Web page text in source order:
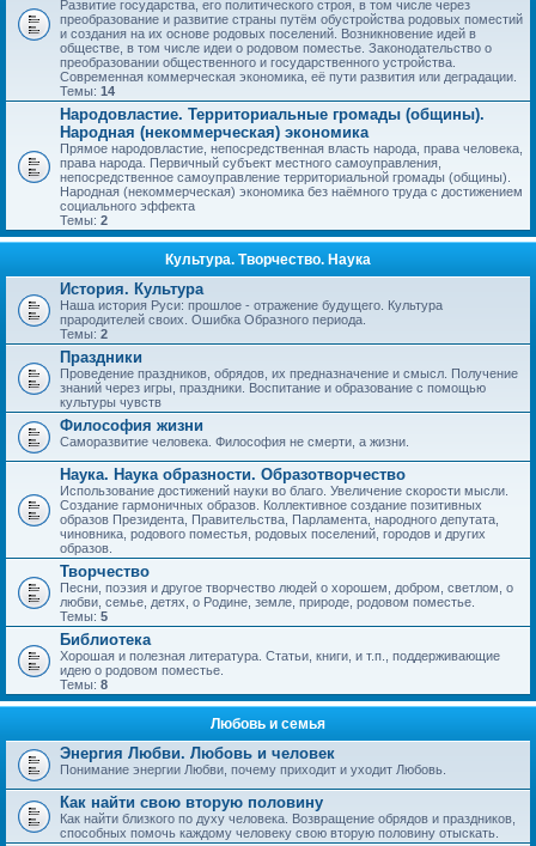
Развитие государства, его политического строя, в том числе через
преобразование и развитие страны путём обустройства родовых поместий
и создания на их основе родовых поселений. Возникновение идей в
обществе, в том числе идеи о родовом поместье. Законодательство о
преобразовании общественного и государственного устройства.
Современная коммерческая экономика, её пути развития или деградации.
Темы: 14
Народовластие. Территориальные громады (общины).
Народная (некоммерческая) экономика
Прямое народовластие, непосредственная власть народа, права человека,
права народа. Первичный субъект местного самоуправления,
непосредственное самоуправление территориальной громады (общины).
Народная (некоммерческая) экономика без наёмного труда с достижением
социального эффекта
Темы: 2
Культура. Творчество. Наука
История. Культура
Наша история Руси: прошлое - отражение будущего. Культура
прародителей своих. Ошибка Образного периода.
Темы: 2
Праздники
Проведение праздников, обрядов, их предназначение и смысл. Получение
знаний через игры, праздники. Воспитание и образование с помощью
культуры чувств
Философия жизни
Саморазвитие человека. Философия не смерти, а жизни.
Наука. Наука образности. Образотворчество
Использование достижений науки во благо. Увеличение скорости мысли.
Создание гармоничных образов. Коллективное создание позитивных
образов Президента, Правительства, Парламента, народного депутата,
чиновника, родового поместья, родовых поселений, городов и других
образов.
Творчество
Песни, поэзия и другое творчество людей о хорошем, добром, светлом, о
любви, семье, детях, о Родине, земле, природе, родовом поместье.
Темы: 5
Библиотека
Хорошая и полезная литература. Статьи, книги, и т.п., поддерживающие
идею о родовом поместье.
Темы: 8
Любовь и семья
Энергия Любви. Любовь и человек
Понимание энергии Любви, почему приходит и уходит Любовь.
Как найти свою вторую половину
Как найти близкого по духу человека. Возвращение обрядов и праздников,
способных помочь каждому человеку свою вторую половину отыскать.